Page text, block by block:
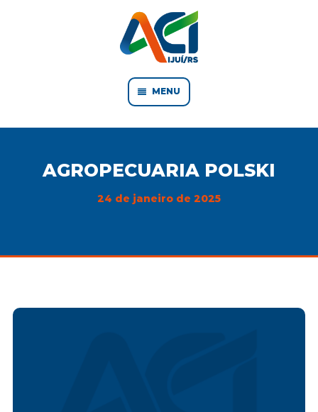
MENU
AGROPECUARIA POLSKI
24 de janeiro de 2025